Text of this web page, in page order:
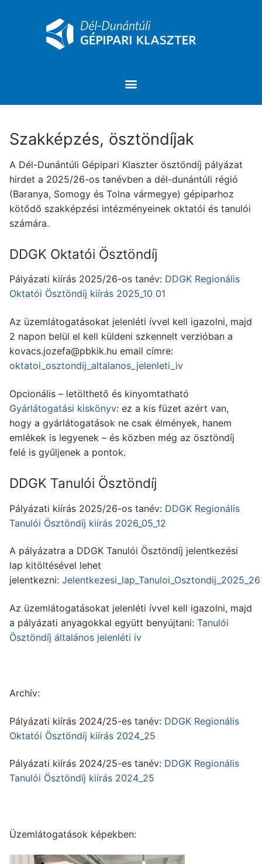
Szakképzés, ösztöndíjak
A Dél-Dunántúli Gépipari Klaszter ösztöndíj pályázat
hirdet a 2025/26-os tanévben a dél-dunántúli régió
(Baranya, Somogy és Tolna vármegye) gépiparhoz
kötődő szakképzési intézményeinek oktatói és tanulói
számára.
DDGK Oktatói Ösztöndíj
Pályázati kiírás 2025/26-os tanév: DDGK Regionális
Oktatói Ösztöndíj kiírás 2025_10 01
Az üzemlátogatásokat jelenléti ívvel kell igazolni, majd
2 napon belül el kell küldeni szkennelt verzióban a
kovacs.jozefa@pbkik.hu email címre:
oktatoi_osztondij_altalanos_jelenleti_iv
Opcionális – letölthető és kinyomtatható
Gyárlátogatási kiskönyv: ez a kis füzet azért van,
hogy a gyárlátogatások ne csak élmények, hanem
emlékek is legyenek – és közben még az ösztöndíj
felé is gyűljenek a pontok.
DDGK Tanulói Ösztöndíj
Pályázati kiírás 2025/26-os tanév: DDGK Regionális
Tanulói Ösztöndíj kiírás 2026_05_12
A pályázatra a DDGK Tanulói Ösztöndíj jelentkezési
lap kitöltésével lehet
jelentkezni: Jelentkezesi_lap_Tanuloi_Osztondij_2025_26
Az üzemlátogatásokat jelenléti ívvel kell igazolni, majd
a pályázati anyagokkal együtt benyújtani: Tanulói
Ösztöndíj általános jelenléti ív
Archív:
Pályázati kiírás 2024/25-es tanév: DDGK Regionális
Oktatói Ösztöndíj kiírás 2024_25
Pályázati kiírás 2024/25-es tanév: DDGK Regionális
Tanulói Ösztöndíj kiírás 2024_25
Üzemlátogatások képekben: